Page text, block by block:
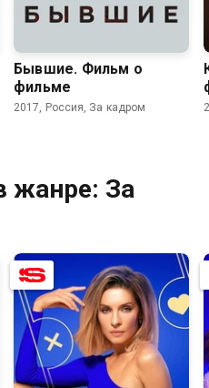
Бывшие. Фильм о
фильме
2017, Россия, За кадром
За